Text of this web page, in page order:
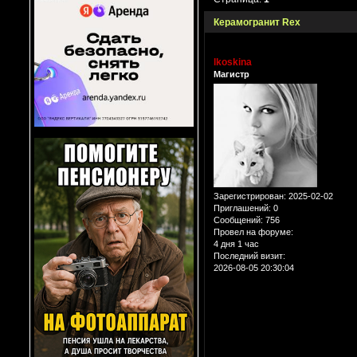
Керамогранит Rex
lkoskina
Магистр
Зарегистрирован: 2025-02-02
Приглашений: 0
Сообщений: 756
Провел на форуме:
4 дня 1 час
Последний визит:
2026-08-05 20:30:04